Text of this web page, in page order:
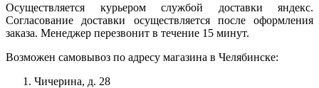
Осуществляется курьером службой доставки яндекс.
Согласование доставки осуществляется после оформления
заказа. Менеджер перезвонит в течение 15 минут.
Возможен самовывоз по адресу магазина в Челябинске:
Чичерина, д. 28